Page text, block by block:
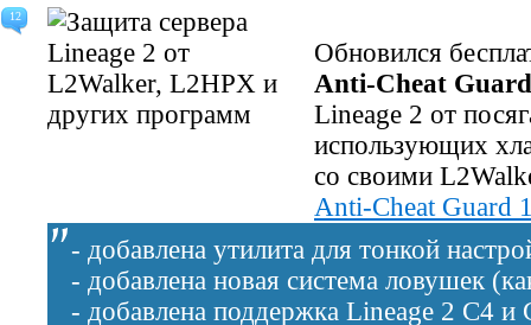
12
Обновился
Anti-Cheat
Lineage 2 от
использующих
со своими
Anti-Cheat Guard
- добавлена утилита для тонкой
- добавлена новая система ловушек
- добавлена поддержка Lineage 2 C4 и